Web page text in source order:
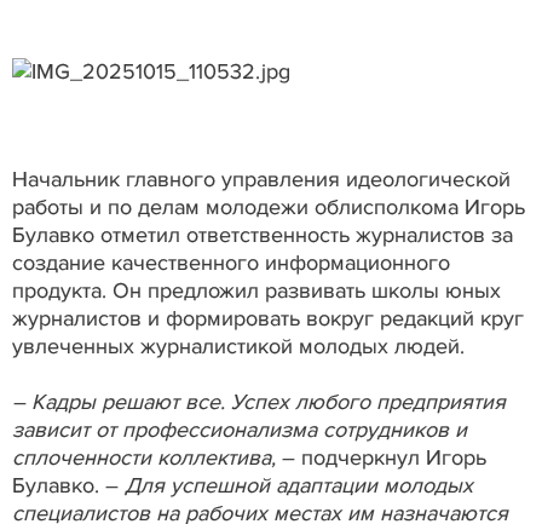
Начальник главного управления идеологической
работы и по делам молодежи облисполкома Игорь
Булавко отметил ответственность журналистов за
создание качественного информационного
продукта. Он предложил развивать школы юных
журналистов и формировать вокруг редакций круг
увлеченных журналистикой молодых людей.
– Кадры решают все. Успех любого предприятия
зависит от профессионализма сотрудников и
сплоченности коллектива, – подчеркнул Игорь
Булавко. – Для успешной адаптации молодых
специалистов на рабочих местах им назначаются